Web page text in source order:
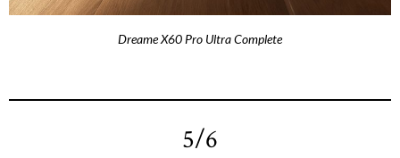
Dreame X60 Pro Ultra Complete
5/6